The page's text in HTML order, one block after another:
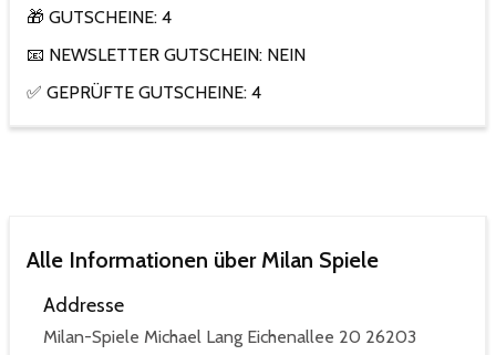
🎁 GUTSCHEINE: 4
📧 NEWSLETTER GUTSCHEIN: NEIN
✅ GEPRÜFTE GUTSCHEINE: 4
Alle Informationen über Milan Spiele
Addresse
Milan-Spiele Michael Lang Eichenallee 20 26203